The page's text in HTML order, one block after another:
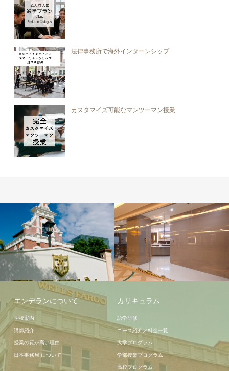
法律事務所で海外インターンシップ
カスタマイズ可能なマンツーマン授業
学校施設
学校施設
エンデランについて
学校案内
講師紹介
授業の質が高い理由
日本事務局 について
カリキュラム
語学研修
コース紹介／料金一覧
大学プログラム
学部授業プログラム
高校プログラム